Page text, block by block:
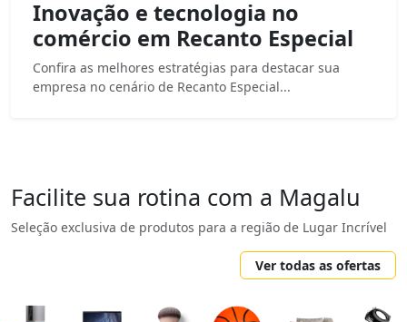
Inovação e tecnologia no
comércio em Recanto Especial
Confira as melhores estratégias para destacar sua
empresa no cenário de Recanto Especial...
Facilite sua rotina com a Magalu
Seleção exclusiva de produtos para a região de Lugar Incrível
Ver todas as ofertas